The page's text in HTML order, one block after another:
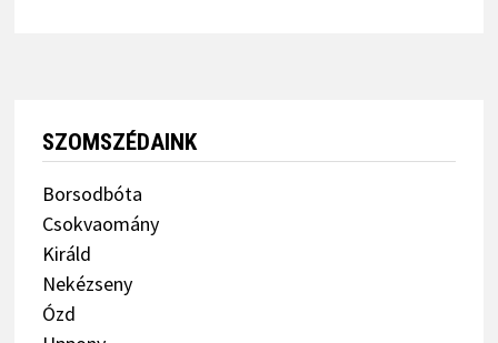
SZOMSZÉDAINK
Borsodbóta
Csokvaomány
Királd
Nekézseny
Ózd